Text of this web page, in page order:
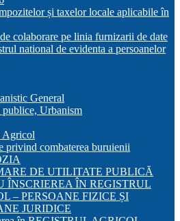
și taxelor locale aplicabile în
colaborare pe linia furnizarii de date
national de evidenta a persoanelor
General
Urbanism
Agricol
privind combaterea buruienii
DE UTILITATE PUBLICĂ
ÎNSCRIEREA ÎN REGISTRUL
– PERSOANE FIZICE ȘI
JURIDICE